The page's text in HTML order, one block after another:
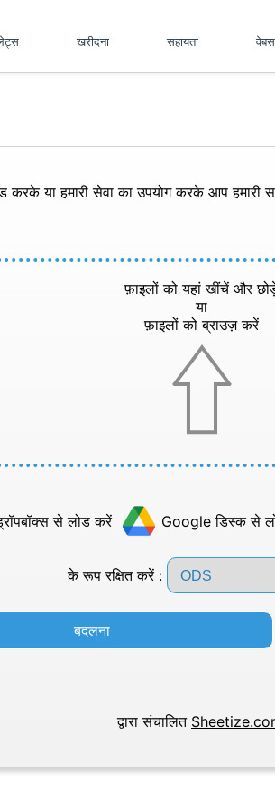
खरीदना सहायता
करके या हमारी सेवा का उपयोग करके आप हमारी
फ़ाइलों को यहां खींचें और
या
फ़ाइलों को ब्राउज़ करें
से लोड करें Google डिस्क से
के रूप रक्षित करें :
बदलना
द्वारा संचालित